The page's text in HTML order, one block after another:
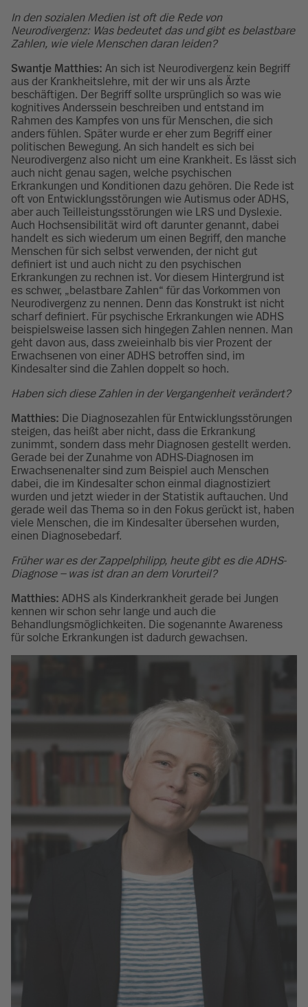
In den sozialen Medien ist oft die Rede von
Neurodivergenz: Was bedeutet das und gibt es belastbare
Zahlen, wie viele Menschen daran leiden?
Swantje Matthies: An sich ist Neurodivergenz kein Begriff
aus der Krankheitslehre, mit der wir uns als Ärzte
beschäftigen. Der Begriff sollte ursprünglich so was wie
kognitives Anderssein beschreiben und entstand im
Rahmen des Kampfes von uns für Menschen, die sich
anders fühlen. Später wurde er eher zum Begriff einer
politischen Bewegung. An sich handelt es sich bei
Neurodivergenz also nicht um eine Krankheit. Es lässt sich
auch nicht genau sagen, welche psychischen
Erkrankungen und Konditionen dazu gehören. Die Rede ist
oft von Entwicklungsstörungen wie Autismus oder ADHS,
aber auch Teilleistungsstörungen wie LRS und Dyslexie.
Auch Hochsensibilität wird oft darunter genannt, dabei
handelt es sich wiederum um einen Begriff, den manche
Menschen für sich selbst verwenden, der nicht gut
definiert ist und auch nicht zu den psychischen
Erkrankungen zu rechnen ist. Vor diesem Hintergrund ist
es schwer, „belastbare Zahlen“ für das Vorkommen von
Neurodivergenz zu nennen. Denn das Konstrukt ist nicht
scharf definiert. Für psychische Erkrankungen wie ADHS
beispielsweise lassen sich hingegen Zahlen nennen. Man
geht davon aus, dass zweieinhalb bis vier Prozent der
Erwachsenen von einer ADHS betroffen sind, im
Kindesalter sind die Zahlen doppelt so hoch.
Haben sich diese Zahlen in der Vergangenheit verändert?
Matthies: Die Diagnosezahlen für Entwicklungsstörungen
steigen, das heißt aber nicht, dass die Erkrankung
zunimmt, sondern dass mehr Diagnosen gestellt werden.
Gerade bei der Zunahme von ADHS-Diagnosen im
Erwachsenenalter sind zum Beispiel auch Menschen
dabei, die im Kindesalter schon einmal diagnostiziert
wurden und jetzt wieder in der Statistik auftauchen. Und
gerade weil das Thema so in den Fokus gerückt ist, haben
viele Menschen, die im Kindesalter übersehen wurden,
einen Diagnosebedarf.
Früher war es der Zappelphilipp, heute gibt es die ADHS-
Diagnose – was ist dran an dem Vorurteil?
Matthies: ADHS als Kinderkrankheit gerade bei Jungen
kennen wir schon sehr lange und auch die
Behandlungsmöglichkeiten. Die sogenannte Awareness
für solche Erkrankungen ist dadurch gewachsen.